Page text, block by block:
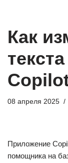
Как
08 апреля 2025
Приложение
помощника на